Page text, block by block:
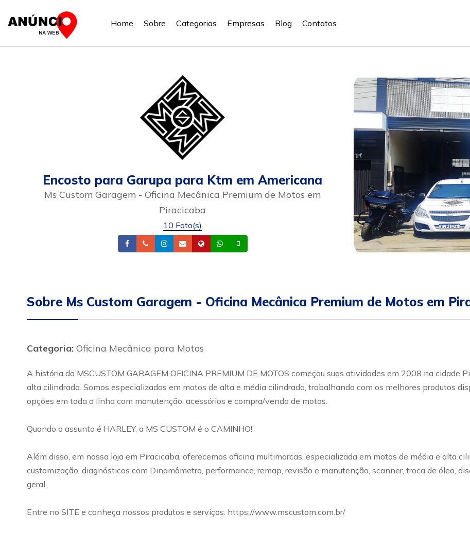
Home Sobre Categorias Empresas Blog Contatos
Encosto para Garupa para Ktm em Americana
Ms Custom Garagem - Oficina Mecânica Premium de Motos em
Piracicaba
10 Foto(s)
FacebookTelefoneInstagram
Email Site Whatsapp
Sobre Ms Custom Garagem - Oficina Mecânica Premium de Motos em
Categoria: Oficina Mecânica para Motos
A história da MSCUSTOM GARAGEM OFICINA PREMIUM DE MOTOS começou suas atividades em 2008 na cidade
alta cilindrada. Somos especializados em motos de alta e média cilindrada, trabalhando com os melhores produtos
opções em toda a linha com manutenção, acessórios e compra/venda de motos.
Quando o assunto é HARLEY, a MS CUSTOM é o CAMINHO!
Além disso, em nossa loja em Piracicaba, oferecemos oficina multimarcas, especializada em motos de média e alta
customização, diagnósticos com Dinamômetro, performance, remap, revisão e manutenção, scanner, troca de óleo,
geral.
Entre no SITE e conheça nossos produtos e serviços. https://www.mscustom.com.br/